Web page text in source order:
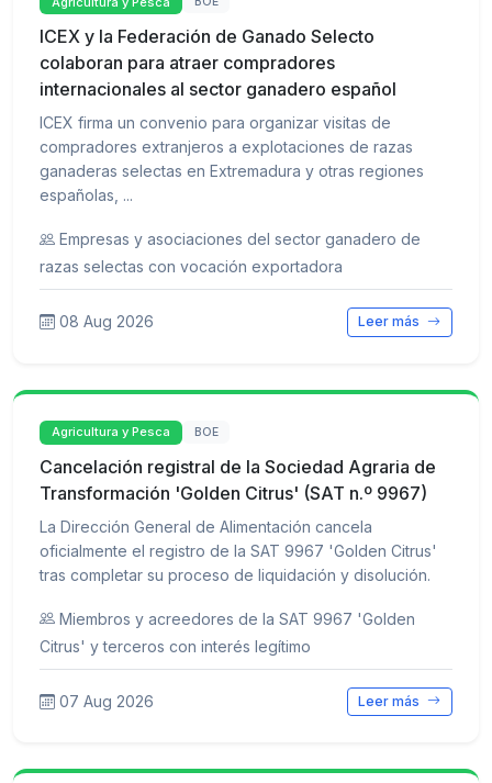
ICEX y la Federación de Ganado Selecto
colaboran para atraer compradores
internacionales al sector ganadero español
ICEX firma un convenio para organizar visitas de
compradores extranjeros a explotaciones de razas
ganaderas selectas en Extremadura y otras regiones
españolas, ...
Empresas y asociaciones del sector ganadero de
razas selectas con vocación exportadora
08 Aug 2026 Leer más
Agricultura y Pesca BOE
Cancelación registral de la Sociedad Agraria de
Transformación 'Golden Citrus' (SAT n.º 9967)
La Dirección General de Alimentación cancela
oficialmente el registro de la SAT 9967 'Golden Citrus'
tras completar su proceso de liquidación y disolución.
Miembros y acreedores de la SAT 9967 'Golden
Citrus' y terceros con interés legítimo
07 Aug 2026 Leer más